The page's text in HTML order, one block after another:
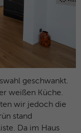
geschwankt.
weißen Küche.
wir jedoch die
stand
Da im Haus